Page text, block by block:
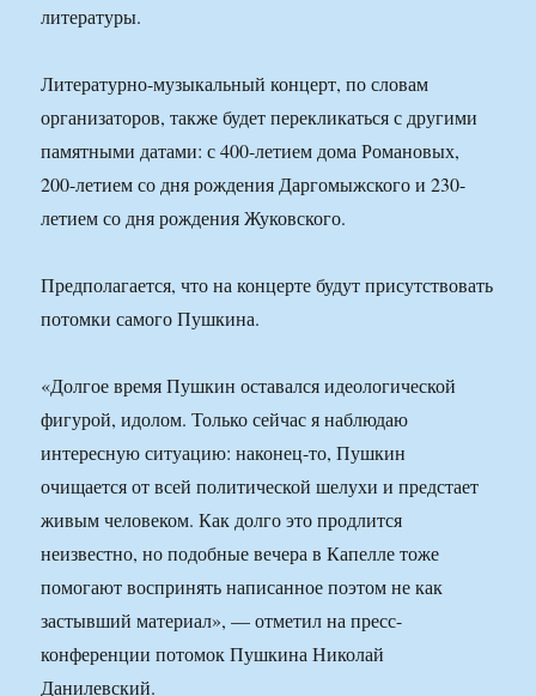
литературы.
Литературно-музыкальный концерт, по словам
организаторов, также будет перекликаться с другими
памятными датами: с 400-летием дома Романовых,
200-летием со дня рождения Даргомыжского и 230-
летием со дня рождения Жуковского.
Предполагается, что на концерте будут присутствовать
потомки самого Пушкина.
«Долгое время Пушкин оставался идеологической
фигурой, идолом. Только сейчас я наблюдаю
интересную ситуацию: наконец-то, Пушкин
очищается от всей политической шелухи и предстает
живым человеком. Как долго это продлится
неизвестно, но подобные вечера в Капелле тоже
помогают воспринять написанное поэтом не как
застывший материал», — отметил на пресс-
конференции потомок Пушкина Николай
Данилевский.